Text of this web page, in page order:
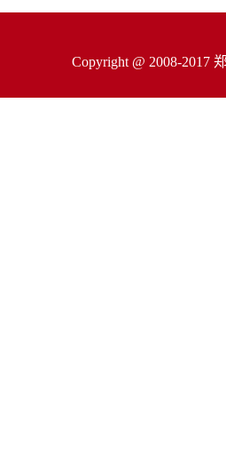
Copyright @ 2008-2017